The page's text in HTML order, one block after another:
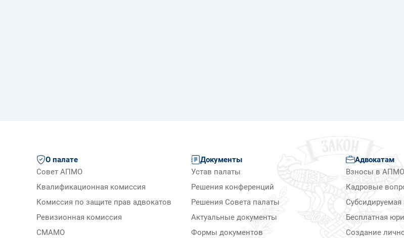
О палате
Совет АПМО
Квалификационная комиссия
Комиссия по защите прав адвокатов
Ревизионная комиссия
СМАМО
Документы
Устав палаты
Решения конференций
Решения Совета палаты
Актуальные документы
Формы документов
Адвокатам
Взносы в АПМО
Кадровые
Бесплатная
Создание